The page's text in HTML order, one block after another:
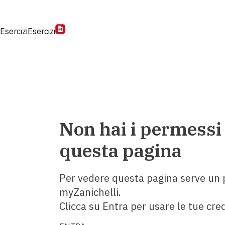
EserciziEsercizi
Non hai i
questa pagina
Per vedere questa pagina serve un
myZanichelli.
Clicca su Entra per usare le tue